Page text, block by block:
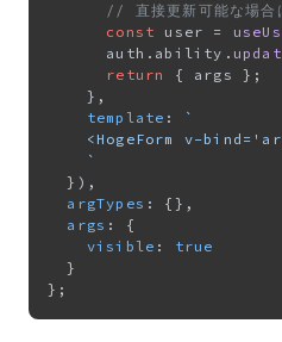
// 直接更新可能な場合
const user =
      auth.
ability .
return
{ args };
    },
template :
`
<HogeForm v-
    `
  }),
argTypes : {},
args : {
visible : true
  }